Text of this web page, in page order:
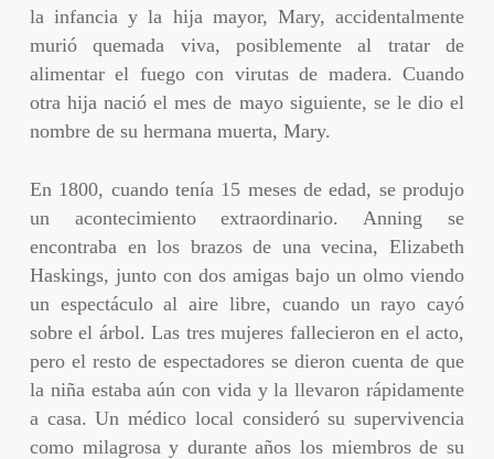
la infancia y la hija mayor, Mary, accidentalmente
murió quemada viva, posiblemente al tratar de
alimentar el fuego con virutas de madera. Cuando
otra hija nació el mes de mayo siguiente, se le dio el
nombre de su hermana muerta, Mary.
En 1800, cuando tenía 15 meses de edad, se produjo
un acontecimiento extraordinario. Anning se
encontraba en los brazos de una vecina, Elizabeth
Haskings, junto con dos amigas bajo un olmo viendo
un espectáculo al aire libre, cuando un rayo cayó
sobre el árbol. Las tres mujeres fallecieron en el acto,
pero el resto de espectadores se dieron cuenta de que
la niña estaba aún con vida y la llevaron rápidamente
a casa. Un médico local consideró su supervivencia
como milagrosa y durante años los miembros de su